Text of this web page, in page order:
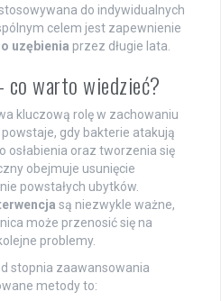
do indywidualnych
celem jest zapewnienie
uzębienia przez długie lata.
co warto wiedzieć?
kluczową rolę w zachowaniu
gdy bakterie atakują
osłabienia oraz tworzenia się
obejmuje usunięcie
powstałych ubytków.
są niezwykle ważne,
może przenosić się na
problemy.
stopnia zaawansowania
metody to: